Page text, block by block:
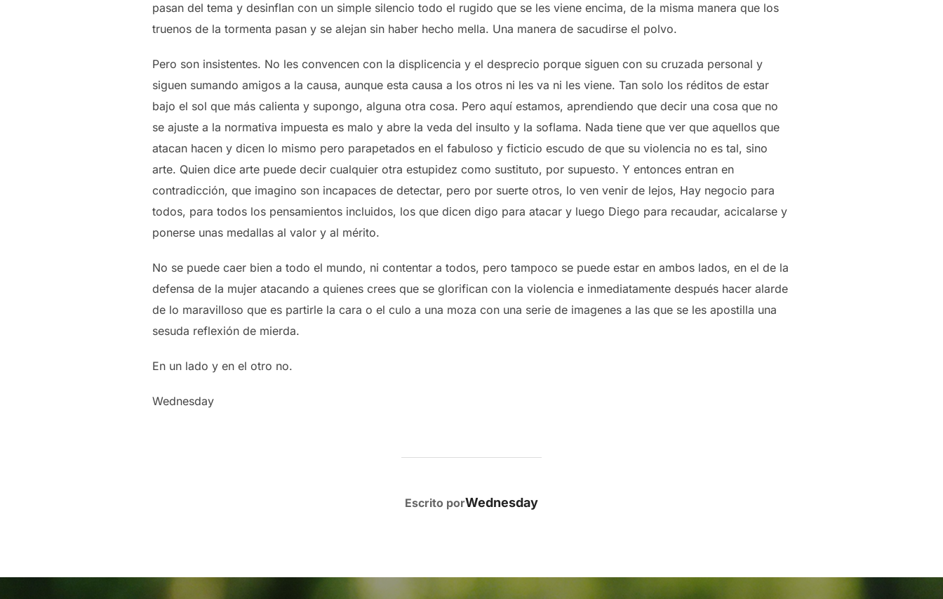
pasan del tema y desinflan con un simple silencio todo el rugido que se les viene encima, de la misma manera que los
truenos de la tormenta pasan y se alejan sin haber hecho mella. Una manera de sacudirse el polvo.
Pero son insistentes. No les convencen con la displicencia y el desprecio porque siguen con su cruzada personal y
siguen sumando amigos a la causa, aunque esta causa a los otros ni les va ni les viene. Tan solo los réditos de estar
bajo el sol que más calienta y supongo, alguna otra cosa. Pero aquí estamos, aprendiendo que decir una cosa que no
se ajuste a la normativa impuesta es malo y abre la veda del insulto y la soflama. Nada tiene que ver que aquellos que
atacan hacen y dicen lo mismo pero parapetados en el fabuloso y ficticio escudo de que su violencia no es tal, sino
arte. Quien dice arte puede decir cualquier otra estupidez como sustituto, por supuesto. Y entonces entran en
contradicción, que imagino son incapaces de detectar, pero por suerte otros, lo ven venir de lejos, Hay negocio para
todos, para todos los pensamientos incluidos, los que dicen digo para atacar y luego Diego para recaudar, acicalarse y
ponerse unas medallas al valor y al mérito.
No se puede caer bien a todo el mundo, ni contentar a todos, pero tampoco se puede estar en ambos lados, en el de la
defensa de la mujer atacando a quienes crees que se glorifican con la violencia e inmediatamente después hacer alarde
de lo maravilloso que es partirle la cara o el culo a una moza con una serie de imagenes a las que se les apostilla una
sesuda reflexión de mierda.
En un lado y en el otro no.
Wednesday
AUTOR DE LA PUBLICACIÓN
Escrito porWednesday